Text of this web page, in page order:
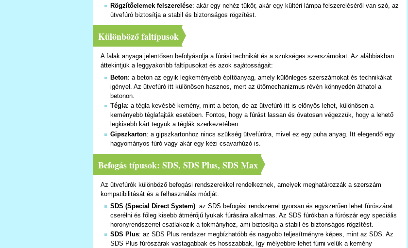
Rögzítőelemek felszerelése: akár egy nehéz tükör, akár egy kültéri lámpa felszereléséről van szó, az
ütvefúró biztosítja a stabil és biztonságos rögzítést.
Különböző faltípusok
A falak anyaga jelentősen befolyásolja a fúrási technikát és a szükséges szerszámokat. Az alábbiakban
áttekintjük a leggyakoribb faltípusokat és azok sajátosságait:
Beton: a beton az egyik legkeményebb építőanyag, amely különleges szerszámokat és technikákat
igényel. Az ütvefúró itt különösen hasznos, mert az ütőmechanizmus révén könnyedén áthatol a
betonon.
Tégla: a tégla kevésbé kemény, mint a beton, de az ütvefúró itt is előnyös lehet, különösen a
keményebb téglafajták esetében. Fontos, hogy a fúrást lassan és óvatosan végezzük, hogy a lehető
legkisebb kárt tegyük a téglák szerkezetében.
Gipszkarton: a gipszkartonhoz nincs szükség ütvefúróra, mivel ez egy puha anyag. Itt elegendő egy
hagyományos fúró vagy akár egy kézi csavarhúzó is.
Befogás típusok: SDS, SDS Plus, SDS Max
Az ütvefúrók különböző befogási rendszerekkel rendelkeznek, amelyek meghatározzák a szerszám
kompatibilitását és a felhasználás módját.
SDS (Special Direct System): az SDS befogási rendszerrel gyorsan és egyszerűen lehet fúrószárat
cserélni és főleg kisebb átmérőjű lyukak fúrására alkalmas. Az SDS fúrókban a fúrószár egy speciális
horonyrendszerrel csatlakozik a tokmányhoz, ami biztosítja a stabil és biztonságos rögzítést.
SDS Plus: az SDS Plus rendszer megbízhatóbb és nagyobb teljesítményre képes, mint az SDS. Az
SDS Plus fúrószárak vastagabbak és hosszabbak, így mélyebbre lehet fúrni velük a kemény